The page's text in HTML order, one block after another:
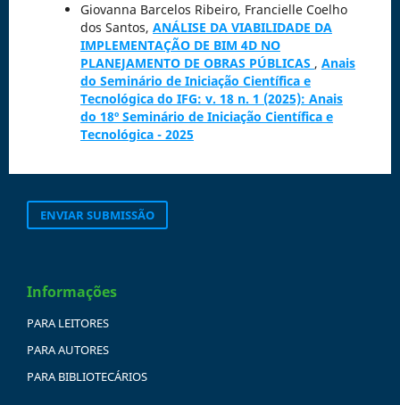
Giovanna Barcelos Ribeiro, Francielle Coelho
dos Santos, ANÁLISE DA VIABILIDADE DA
IMPLEMENTAÇÃO DE BIM 4D NO
PLANEJAMENTO DE OBRAS PÚBLICAS , Anais
do Seminário de Iniciação Científica e
Tecnológica do IFG: v. 18 n. 1 (2025): Anais
do 18º Seminário de Iniciação Científica e
Tecnológica - 2025
ENVIAR SUBMISSÃO
Informações
PARA LEITORES
PARA AUTORES
PARA BIBLIOTECÁRIOS